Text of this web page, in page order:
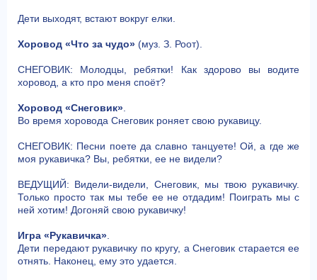
Дети выходят, встают вокруг елки.
Хоровод «Что за чудо» (муз. З. Роот).
СНЕГОВИК: Молодцы, ребятки! Как здорово вы водите
хоровод, а кто про меня споёт?
Хоровод «Снеговик».
Во время хоровода Снеговик роняет свою рукавицу.
СНЕГОВИК: Песни поете да славно танцуете! Ой, а где же
моя рукавичка? Вы, ребятки, ее не видели?
ВЕДУЩИЙ: Видели-видели, Снеговик, мы твою рукавичку.
Только просто так мы тебе ее не отдадим! Поиграть мы с
ней хотим! Догоняй свою рукавичку!
Игра «Рукавичка».
Дети передают рукавичку по кругу, а Снеговик старается ее
отнять. Наконец, ему это удается.